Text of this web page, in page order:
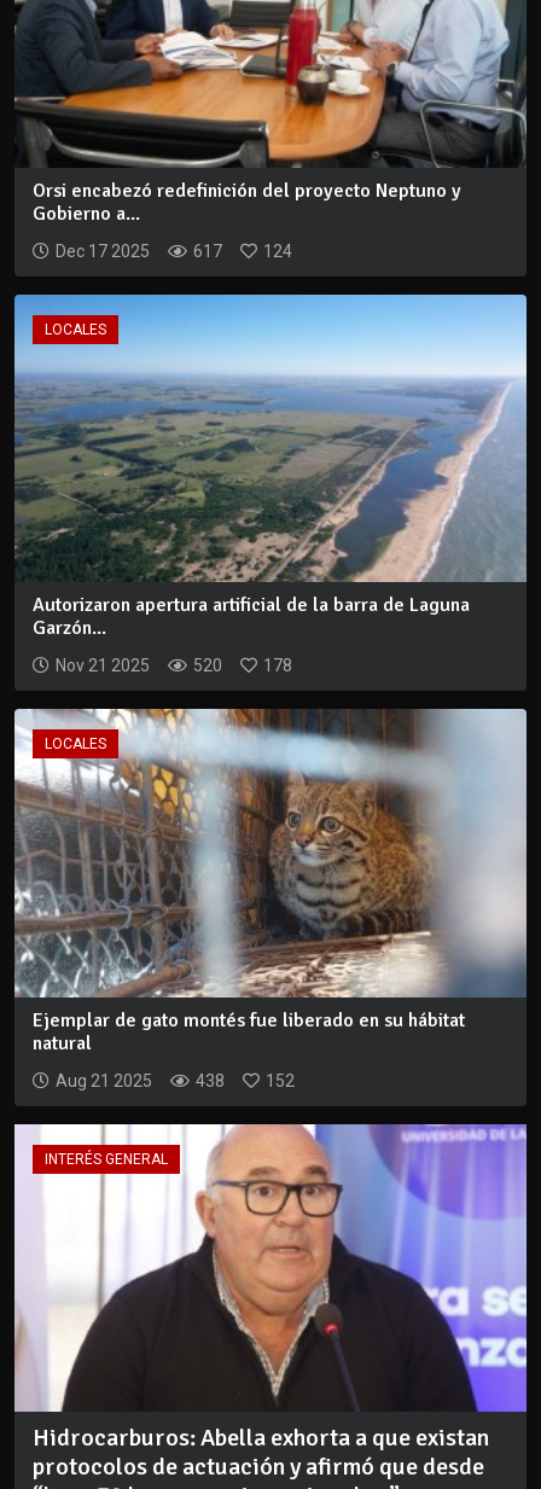
Orsi encabezó redefinición del proyecto Neptuno y
Gobierno a...
Dec 17 2025 617 124
LOCALES
Autorizaron apertura artificial de la barra de Laguna
Garzón...
Nov 21 2025 520 178
LOCALES
Ejemplar de gato montés fue liberado en su hábitat
natural
Aug 21 2025 438 152
INTERÉS GENERAL
Hidrocarburos: Abella exhorta a que existan
protocolos de actuación y afirmó que desde